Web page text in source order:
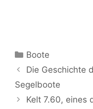
Kategorien
Boote
Die Geschichte
Segelboote
Kelt 7.60, eines